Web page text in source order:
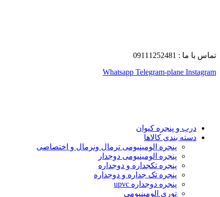
تماس با ما : 09111252481
Whatsapp Telegram-plane Instagram
درب و پنجره کیوان
دسته بندی کالاها
پنجره الومینیومی ترمال ونرمال و اختصاصی
پنجره الومینیومی دوجدار
پنجره تکجداره و دوجداره
پنجره تک جداره و دوجداره
پنجره دوجداره upvc
توری الومینیومی